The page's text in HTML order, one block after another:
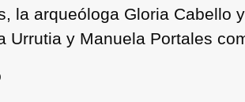
la arqueóloga Gloria Cabello
Urrutia y Manuela Portales